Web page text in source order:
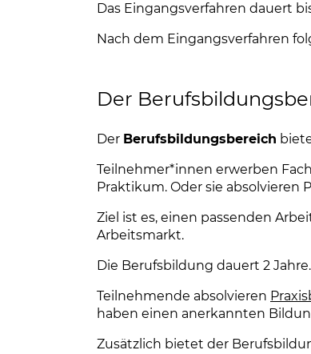
Das Eingangsverfahren dauert
Nach dem Eingangsverfahren
Der
Der Berufsbildungsbereich
Teilnehmer*innen erwerben
Praktikum. Oder sie absolvieren
Ziel ist es, einen passenden
Arbeitsmarkt.
Die Berufsbildung dauert 2 Jahre.
Teilnehmende absolvieren
haben einen anerkannten
Zusätzlich bietet der